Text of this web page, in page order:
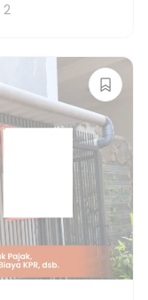
2